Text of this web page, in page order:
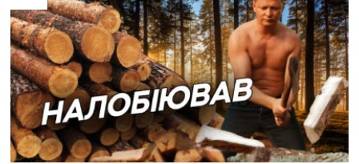
ліс:
як
радикал
пролобіював
інтереси
свого
нового
бізнесу